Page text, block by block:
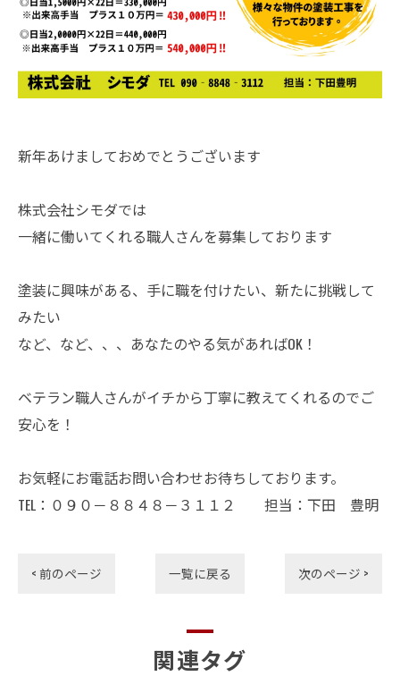
新年あけましておめでとうございます
株式会社シモダでは
一緒に働いてくれる職人さんを募集しております
塗装に興味がある、手に職を付けたい、新たに挑戦して
みたい
など、など、、、あなたのやる気があればOK！
ベテラン職人さんがイチから丁寧に教えてくれるのでご
安心を！
お気軽にお電話お問い合わせお待ちしております。
TEL：０９０－８８４８－３１１２ 担当：下田 豊明
< 前のページ 一覧に戻る 次のページ >
関連タグ